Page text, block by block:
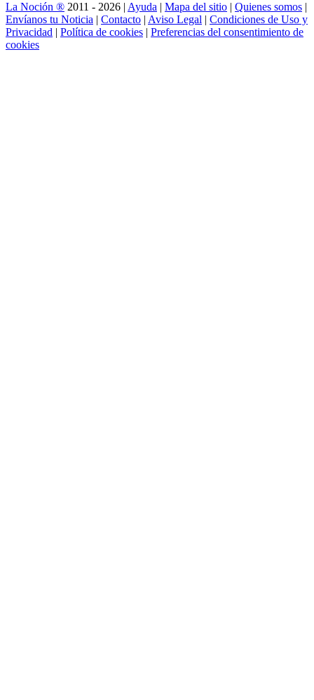
La Noción ® 2011 - 2026 | Ayuda | Mapa del sitio | Quienes somos |
Envíanos tu Noticia | Contacto | Aviso Legal | Condiciones de Uso y
Privacidad | Política de cookies | Preferencias del consentimiento de
cookies